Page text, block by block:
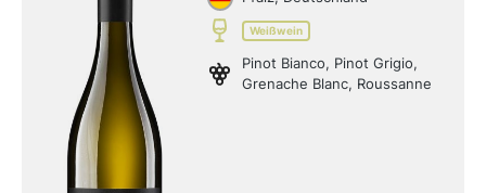
Weißwein
Pinot Bianco, Pinot Grigio,
Grenache Blanc, Roussanne